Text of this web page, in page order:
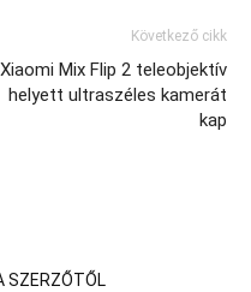
Következő cikk
Mix Flip 2 teleobjektív
helyett ultraszéles kamerát
kap
SZERZŐTŐL